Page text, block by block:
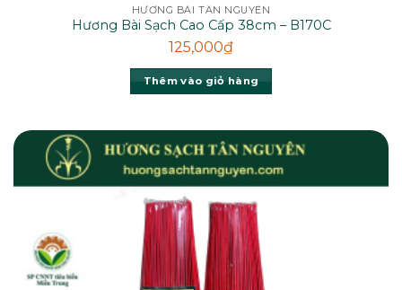
HƯƠNG BÀI TÂN NGUYÊN
Hương Bài Sạch Cao Cấp 38cm – B170C
125,000₫
Thêm vào giỏ hàng